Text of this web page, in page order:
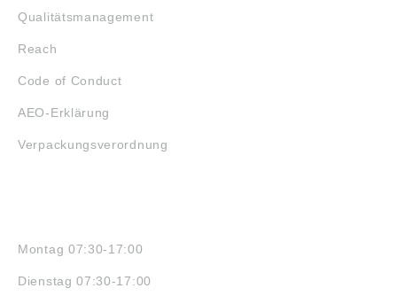
Qualitätsmanagement
Reach
Code of Conduct
AEO-Erklärung
Verpackungsverordnung
Montag 07:30-17:00
Dienstag 07:30-17:00